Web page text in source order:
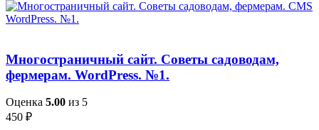
Многостраничный сайт. Советы садоводам,
фермерам. WordPress. №1.
Оценка 5.00 из 5
450 ₽